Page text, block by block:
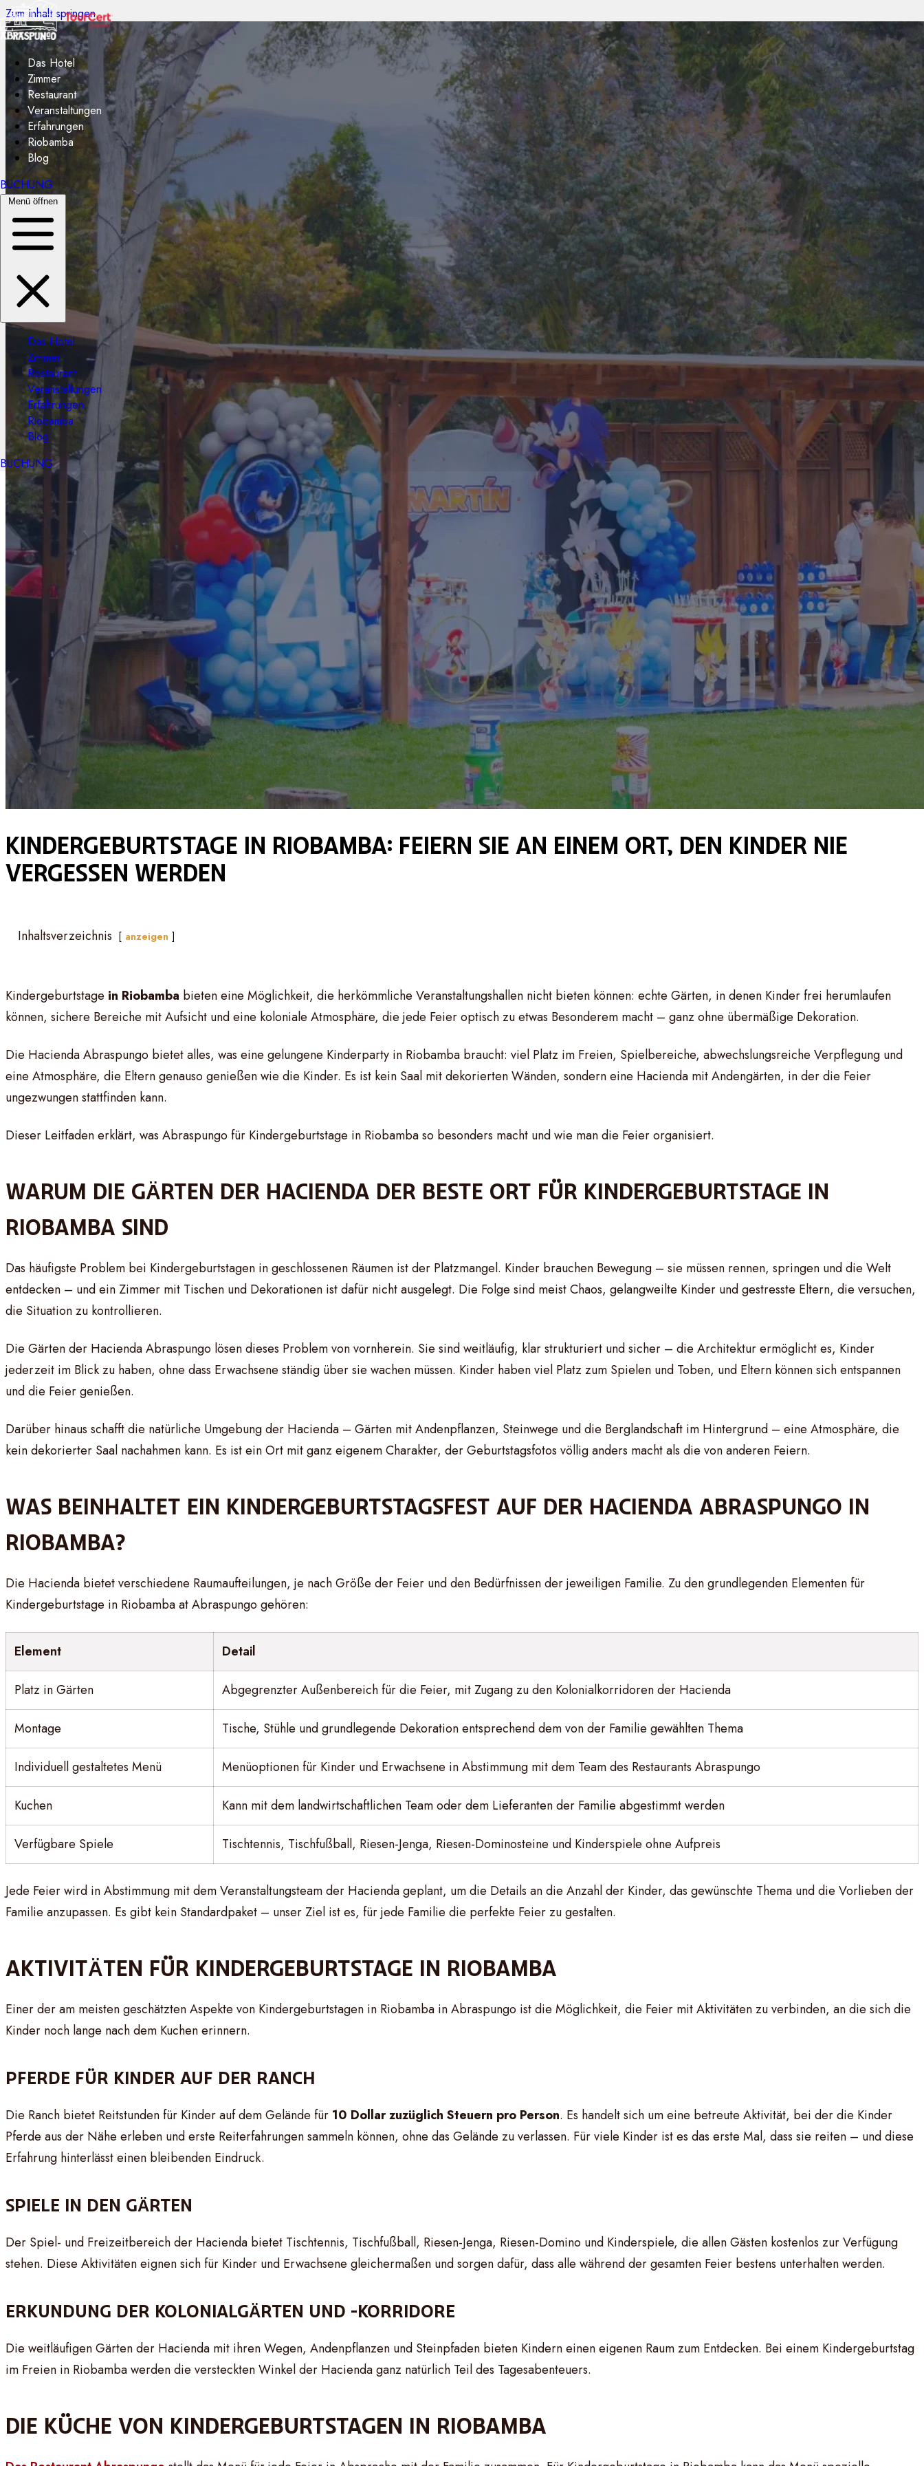
Zum Inhalt springen
Das Hotel
Zimmer
Restaurant
Veranstaltungen
Erfahrungen
Riobamba
Blog
BUCHUNG
Menü öffnen
Das Hotel
Zimmer
Restaurant
Veranstaltungen
Erfahrungen
Riobamba
Blog
BUCHUNG
Kindergeburtstage in Riobamba: Feiern Sie an einem Ort, den Kinder nie
vergessen werden
Inhaltsverzeichnis anzeigen
Kindergeburtstage in Riobamba bieten eine Möglichkeit, die herkömmliche Veranstaltungshallen nicht bieten können: echte Gärten, in denen Kinder frei herumlaufen
können, sichere Bereiche mit Aufsicht und eine koloniale Atmosphäre, die jede Feier optisch zu etwas Besonderem macht – ganz ohne übermäßige Dekoration.
Die Hacienda Abraspungo bietet alles, was eine gelungene Kinderparty in Riobamba braucht: viel Platz im Freien, Spielbereiche, abwechslungsreiche Verpflegung und
eine Atmosphäre, die Eltern genauso genießen wie die Kinder. Es ist kein Saal mit dekorierten Wänden, sondern eine Hacienda mit Andengärten, in der die Feier
ungezwungen stattfinden kann.
Dieser Leitfaden erklärt, was Abraspungo für Kindergeburtstage in Riobamba so besonders macht und wie man die Feier organisiert.
WARUM DIE GÄRTEN DER HACIENDA DER BESTE ORT FÜR KINDERGEBURTSTAGE IN
RIOBAMBA SIND
Das häufigste Problem bei Kindergeburtstagen in geschlossenen Räumen ist der Platzmangel. Kinder brauchen Bewegung – sie müssen rennen, springen und die Welt
entdecken – und ein Zimmer mit Tischen und Dekorationen ist dafür nicht ausgelegt. Die Folge sind meist Chaos, gelangweilte Kinder und gestresste Eltern, die versuchen,
die Situation zu kontrollieren.
Die Gärten der Hacienda Abraspungo lösen dieses Problem von vornherein. Sie sind weitläufig, klar strukturiert und sicher – die Architektur ermöglicht es, Kinder
jederzeit im Blick zu haben, ohne dass Erwachsene ständig über sie wachen müssen. Kinder haben viel Platz zum Spielen und Toben, und Eltern können sich entspannen
und die Feier genießen.
Darüber hinaus schafft die natürliche Umgebung der Hacienda – Gärten mit Andenpflanzen, Steinwege und die Berglandschaft im Hintergrund – eine Atmosphäre, die
kein dekorierter Saal nachahmen kann. Es ist ein Ort mit ganz eigenem Charakter, der Geburtstagsfotos völlig anders macht als die von anderen Feiern.
WAS BEINHALTET EIN KINDERGEBURTSTAGSFEST AUF DER HACIENDA ABRASPUNGO IN
RIOBAMBA?
Die Hacienda bietet verschiedene Raumaufteilungen, je nach Größe der Feier und den Bedürfnissen der jeweiligen Familie. Zu den grundlegenden Elementen für
Kindergeburtstage in Riobamba at Abraspungo gehören:
Element Detail
Platz in Gärten Abgegrenzter Außenbereich für die Feier, mit Zugang zu den Kolonialkorridoren der Hacienda
Montage Tische, Stühle und grundlegende Dekoration entsprechend dem von der Familie gewählten Thema
Individuell gestaltetes Menü Menüoptionen für Kinder und Erwachsene in Abstimmung mit dem Team des Restaurants Abraspungo
Kuchen Kann mit dem landwirtschaftlichen Team oder dem Lieferanten der Familie abgestimmt werden
Verfügbare Spiele Tischtennis, Tischfußball, Riesen-Jenga, Riesen-Dominosteine ​​und Kinderspiele ohne Aufpreis
Jede Feier wird in Abstimmung mit dem Veranstaltungsteam der Hacienda geplant, um die Details an die Anzahl der Kinder, das gewünschte Thema und die Vorlieben der
Familie anzupassen. Es gibt kein Standardpaket – unser Ziel ist es, für jede Familie die perfekte Feier zu gestalten.
AKTIVITÄTEN FÜR KINDERGEBURTSTAGE IN RIOBAMBA
Einer der am meisten geschätzten Aspekte von Kindergeburtstagen in Riobamba in Abraspungo ist die Möglichkeit, die Feier mit Aktivitäten zu verbinden, an die sich die
Kinder noch lange nach dem Kuchen erinnern.
PFERDE FÜR KINDER AUF DER RANCH
Die Ranch bietet Reitstunden für Kinder auf dem Gelände für 10 Dollar zuzüglich Steuern pro Person. Es handelt sich um eine betreute Aktivität, bei der die Kinder
Pferde aus der Nähe erleben und erste Reiterfahrungen sammeln können, ohne das Gelände zu verlassen. Für viele Kinder ist es das erste Mal, dass sie reiten – und diese
Erfahrung hinterlässt einen bleibenden Eindruck.
SPIELE IN DEN GÄRTEN
Der Spiel- und Freizeitbereich der Hacienda bietet Tischtennis, Tischfußball, Riesen-Jenga, Riesen-Domino und Kinderspiele, die allen Gästen kostenlos zur Verfügung
stehen. Diese Aktivitäten eignen sich für Kinder und Erwachsene gleichermaßen und sorgen dafür, dass alle während der gesamten Feier bestens unterhalten werden.
ERKUNDUNG DER KOLONIALGÄRTEN UND -KORRIDORE
Die weitläufigen Gärten der Hacienda mit ihren Wegen, Andenpflanzen und Steinpfaden bieten Kindern einen eigenen Raum zum Entdecken. Bei einem Kindergeburtstag
im Freien in Riobamba werden die versteckten Winkel der Hacienda ganz natürlich Teil des Tagesabenteuers.
DIE KÜCHE VON KINDERGEBURTSTAGEN IN RIOBAMBA